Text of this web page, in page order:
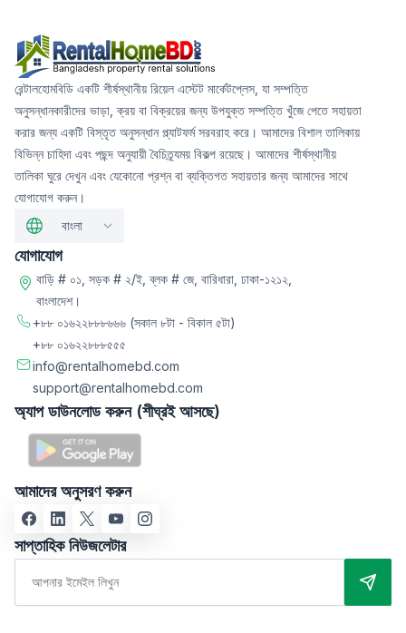
রেন্টালহোমবিডি একটি শীর্ষস্থানীয় রিয়েল এস্টেট মার্কেটপ্লেস, যা সম্পত্তি
অনুসন্ধানকারীদের ভাড়া, ক্রয় বা বিক্রয়ের জন্য উপযুক্ত সম্পত্তি খুঁজে পেতে সহায়তা
করার জন্য একটি বিস্তৃত অনুসন্ধান প্ল্যাটফর্ম সরবরাহ করে। আমাদের বিশাল তালিকায়
বিভিন্ন চাহিদা এবং পছন্দ অনুযায়ী বৈচিত্র্যময় বিকল্প রয়েছে। আমাদের শীর্ষস্থানীয়
তালিকা ঘুরে দেখুন এবং যেকোনো প্রশ্ন বা ব্যক্তিগত সহায়তার জন্য আমাদের সাথে
যোগাযোগ করুন।
বাংলা
যোগাযোগ
বাড়ি # ০১, সড়ক # ২/ই, ব্লক # জে, বারিধারা, ঢাকা-১২১২,
বাংলাদেশ।
+৮৮ ০১৬২২৮৮৮৬৬৬ (সকাল ৮টা - বিকাল ৫টা)
+৮৮ ০১৬২২৮৮৮৫৫৫
info@rentalhomebd.com
support@rentalhomebd.com
অ্যাপ ডাউনলোড করুন (শীঘ্রই আসছে)
আমাদের অনুসরণ করুন
সাপ্তাহিক নিউজলেটার